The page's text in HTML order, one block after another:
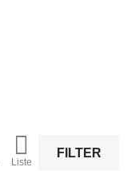

Liste
FILTER